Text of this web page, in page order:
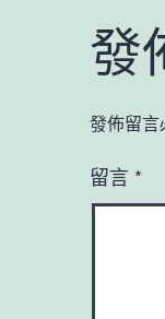
發
發佈留言
留言 *